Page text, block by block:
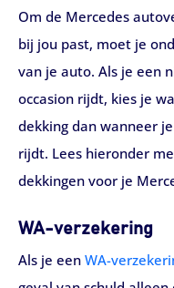
Om de Mercedes
bij jou past, moet je
van je auto. Als je een
occasion rijdt, kies je
dekking dan wanneer
rijdt. Lees hieronder
dekkingen voor je
WA-verzekering
Als je een WA-